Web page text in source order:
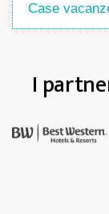
Case
I